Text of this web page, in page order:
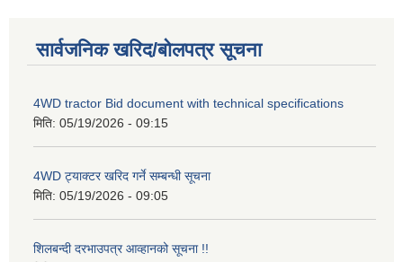
सार्वजनिक खरिद/बोलपत्र सूचना
4WD tractor Bid document with technical specifications
मिति: 05/19/2026 - 09:15
4WD ट्याक्टर खरिद गर्ने सम्बन्धी सूचना
मिति: 05/19/2026 - 09:05
शिलबन्दी दरभाउपत्र आव्हानको सूचना !!